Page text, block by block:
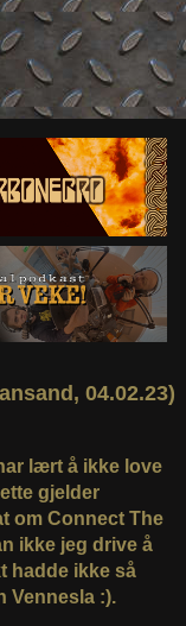
04.02.23)
lært å ikke love
gjelder
om Connect The
ikke jeg drive å
hadde ikke så
Vennesla :).